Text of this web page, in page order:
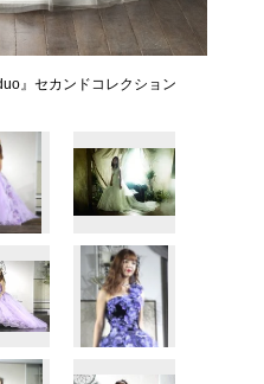
』セカンドコレクション